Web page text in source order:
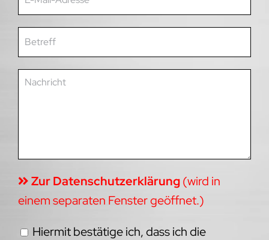
Zur Datenschutzerklärung(wird in
einem separaten Fenster geöffnet.)
Hiermit bestätige ich, dass ich die